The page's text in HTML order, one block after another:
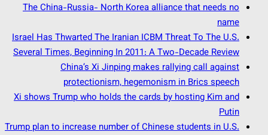
The China-Russia- North Korea alliance that needs no
name
Israel Has Thwarted The Iranian ICBM Threat To The U.S.
Several Times, Beginning In 2011: A Two-Decade Review
China’s Xi Jinping makes rallying call against
protectionism, hegemonism in Brics speech
Xi shows Trump who holds the cards by hosting Kim and
Putin
Trump plan to increase number of Chinese students in U.S.